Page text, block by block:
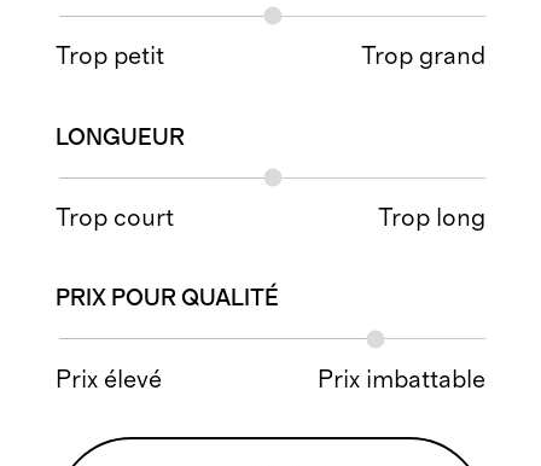
Trop petit Trop grand
LONGUEUR
Trop court Trop long
PRIX POUR QUALITÉ
Prix élevé Prix imbattable